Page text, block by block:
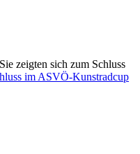
zeigten sich zum Schluss
im ASVÖ-Kunstradcup